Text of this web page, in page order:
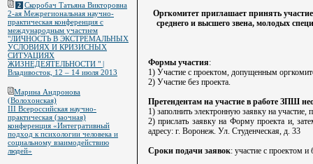
Оргкомитет приглашает принять
среднего и высшего звена, молодых
Формы участия:
1) Участие с проектом, допущенным
2) Участие без проекта.
Претендентам на участие в работе ЗПШ
1) заполнить электронную заявку на
2) прислать заявку на Форму проекта и,
адресу: г. Воронеж. Ул. Студенческая, д. 33
Сроки подачи заявок: участие с проектом и
2 Скоробач Татьяна Викторовна
2-ая Межрегиональная научно-
практическая конференция с
международным участием
"ЛИЧНОСТЬ В ЭКСТРЕМАЛЬНЫХ
УСЛОВИЯХ И КРИЗИСНЫХ
СИТУАЦИЯХ
ЖИЗНЕДЕЯТЕЛЬНОСТИ " |
Владивосток, 12 – 14 июля 2013
Марина Андронова
(Волохонская)
III Всероссийская научно-
практическая (заочная)
конференция «Интегративный
подход к психологии человека и
социальному взаимодействию
людей»